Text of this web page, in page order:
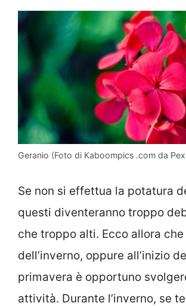
Geranio (Foto di Kaboompics .com da
Se non si effettua la potatura
questi diventeranno troppo
che troppo alti. Ecco allora che
dell’inverno, oppure all’inizio
primavera è opportuno
attività. Durante l’inverno, se